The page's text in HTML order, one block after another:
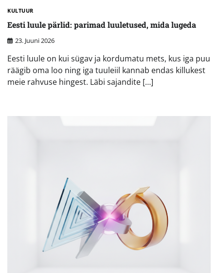
KULTUUR
Eesti luule pärlid: parimad luuletused, mida lugeda
23. Juuni 2026
Eesti luule on kui sügav ja kordumatu mets, kus iga puu
räägib oma loo ning iga tuuleiil kannab endas killukest
meie rahvuse hingest. Läbi sajandite […]